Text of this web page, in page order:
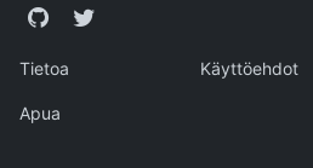
GitHubTwitter
Tietoa Käyttöehdot
Apua